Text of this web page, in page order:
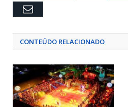
Email
CONTEÚDO RELACIONADO